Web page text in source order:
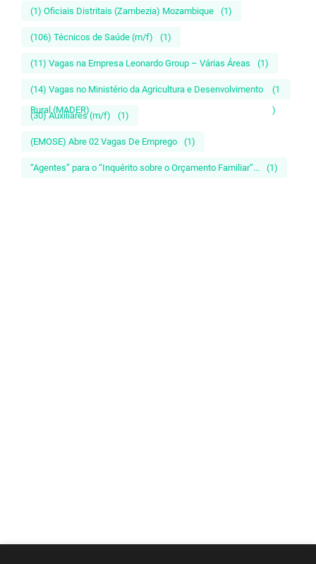
(1) Oficiais Distritais (Zambezia) Mozambique (1)
(106) Técnicos de Saúde (m/f) (1)
(11) Vagas na Empresa Leonardo Group – Várias Áreas (1)
(14) Vagas no Ministério da Agricultura e Desenvolvimento
Rural (MADER)
(1
)
(30) Auxiliares (m/f) (1)
(EMOSE) Abre 02 Vagas De Emprego (1)
“Agentes” para o “Inquérito sobre o Orçamento Familiar”... (1)